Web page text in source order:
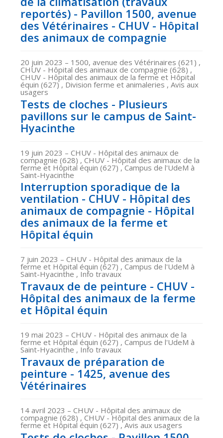
reportés) - Pavillon 1500, avenue
des Vétérinaires - CHUV - Hôpital
des animaux de compagnie
20 juin 2023 – 1500, avenue des Vétérinaires (621) ,
CHUV - Hôpital des animaux de compagnie (628) ,
CHUV - Hôpital des animaux de la ferme et Hôpital
équin (627) , Division ferme et animaleries , Avis aux
usagers
Tests de cloches - Plusieurs
pavillons sur le campus de Saint-
Hyacinthe
19 juin 2023 – CHUV - Hôpital des animaux de
compagnie (628) , CHUV - Hôpital des animaux de la
ferme et Hôpital équin (627) , Campus de l'UdeM à
Saint-Hyacinthe
Interruption sporadique de la
ventilation - CHUV - Hôpital des
animaux de compagnie - Hôpital
des animaux de la ferme et
Hôpital équin
7 juin 2023 – CHUV - Hôpital des animaux de la
ferme et Hôpital équin (627) , Campus de l'UdeM à
Saint-Hyacinthe , Info travaux
Travaux de de peinture - CHUV -
Hôpital des animaux de la ferme
et Hôpital équin
19 mai 2023 – CHUV - Hôpital des animaux de la
ferme et Hôpital équin (627) , Campus de l'UdeM à
Saint-Hyacinthe , Info travaux
Travaux de préparation de
peinture - 1425, avenue des
Vétérinaires
14 avril 2023 – CHUV - Hôpital des animaux de
compagnie (628) , CHUV - Hôpital des animaux de la
ferme et Hôpital équin (627) , Avis aux usagers